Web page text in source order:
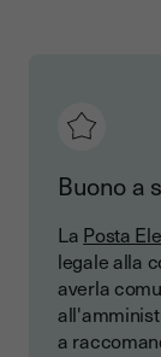
Buono a
La Posta
legale alla
averla
a